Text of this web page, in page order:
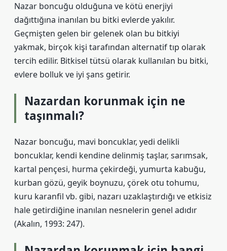
Nazar boncuğu olduğuna ve kötü enerjiyi
dağıttığına inanılan bu bitki evlerde yakılır.
Geçmişten gelen bir gelenek olan bu bitkiyi
yakmak, birçok kişi tarafından alternatif tıp olarak
tercih edilir. Bitkisel tütsü olarak kullanılan bu bitki,
evlere bolluk ve iyi şans getirir.
Nazardan korunmak için ne
taşınmalı?
Nazar boncuğu, mavi boncuklar, yedi delikli
boncuklar, kendi kendine delinmiş taşlar, sarımsak,
kartal pençesi, hurma çekirdeği, yumurta kabuğu,
kurban gözü, geyik boynuzu, çörek otu tohumu,
kuru karanfil vb. gibi, nazarı uzaklaştırdığı ve etkisiz
hale getirdiğine inanılan nesnelerin genel adıdır
(Akalın, 1993: 247).